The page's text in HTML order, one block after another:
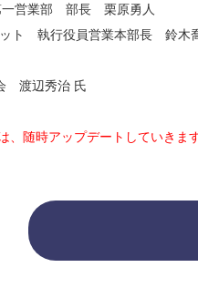
一営業部 部長 栗原勇人
ット 執行役員営業本部長 鈴木
渡辺秀治 氏
、随時アップデートしていきま